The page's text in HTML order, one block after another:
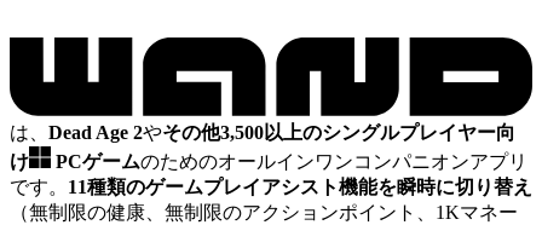
は、 Dead Age 2やその他3,500以上のシングルプレイヤー向
け
PCゲームのためのオールインワンコンパニオンアプリ
です。 11種類のゲームプレイアシスト機能を瞬時に切り替え
（無制限の健康、無制限のアクションポイント、1Kマネー